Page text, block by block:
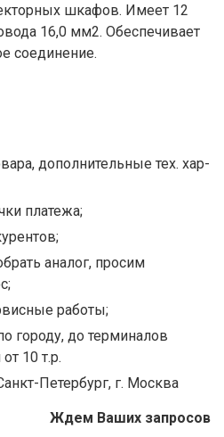
шкафов. Имеет 12
16,0 мм2. Обеспечивает
соединение.
дополнительные тех. хар-
платежа;
аналог, просим
работы;
городу, до терминалов
10 т.р.
Петербург, г. Москва
Ждем Ваших запросов